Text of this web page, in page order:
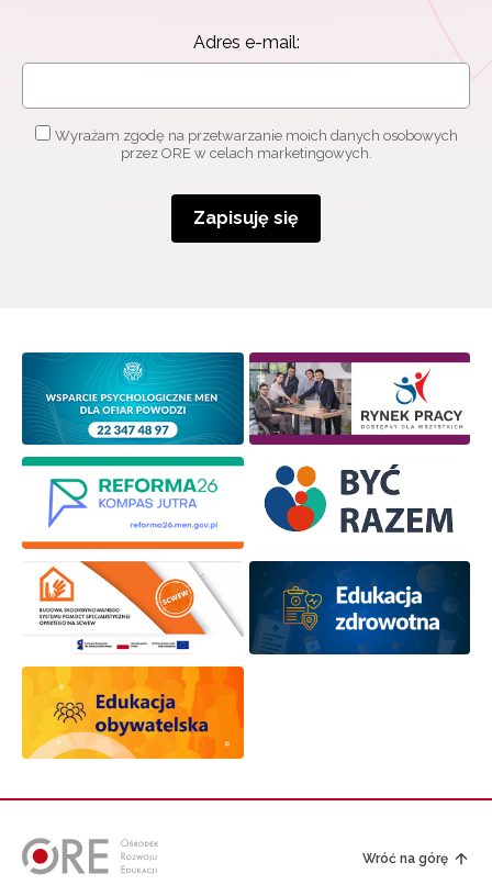
Adres e-mail:
Wyrażam zgodę na przetwarzanie moich danych osobowych
przez ORE w celach marketingowych.
Zapisuję się
Wróć na górę